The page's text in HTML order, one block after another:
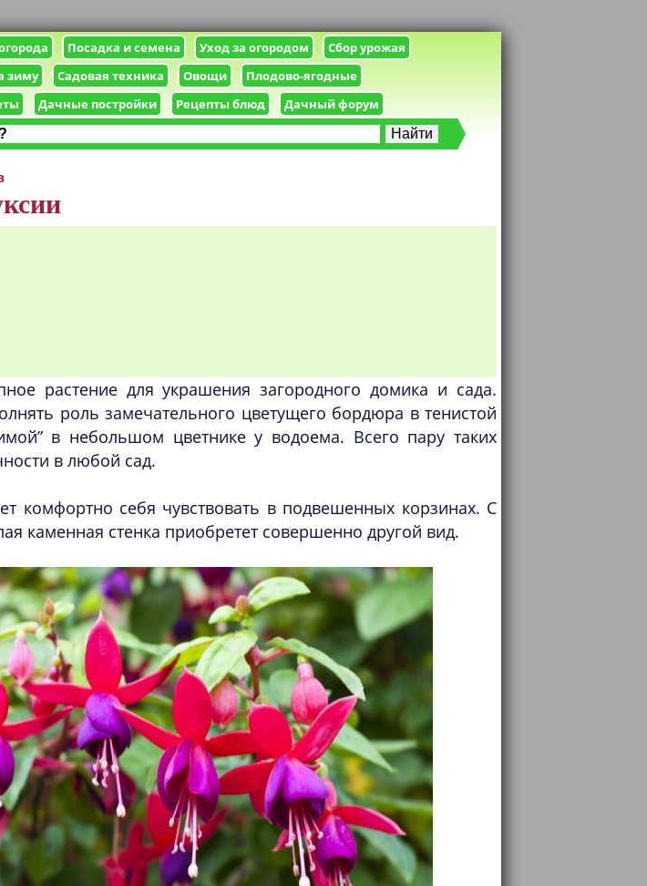
Посадка и семена Уход за огородом
Сбор урожая
зиму
Садовая техника Овощи
Плодово-ягодные
Дачные постройки Рецепты блюд Дачный форум
растение для украшения загородного домика и сада.
роль замечательного цветущего бордюра в тенистой
в небольшом цветнике у водоема. Всего пару таких
в любой сад.
комфортно себя чувствовать в подвешенных корзинах. С
каменная стенка приобретет совершенно другой вид.